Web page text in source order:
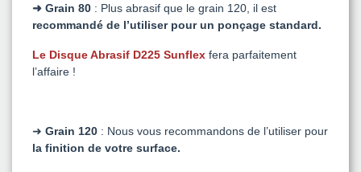
➜ Grain 80 : Plus abrasif que le grain 120, il est
recommandé de l’utiliser pour un ponçage standard.
Le Disque Abrasif D225 Sunflex fera parfaitement
l’affaire !
➜ Grain 120 : Nous vous recommandons de l’utiliser pour
la finition de votre surface.